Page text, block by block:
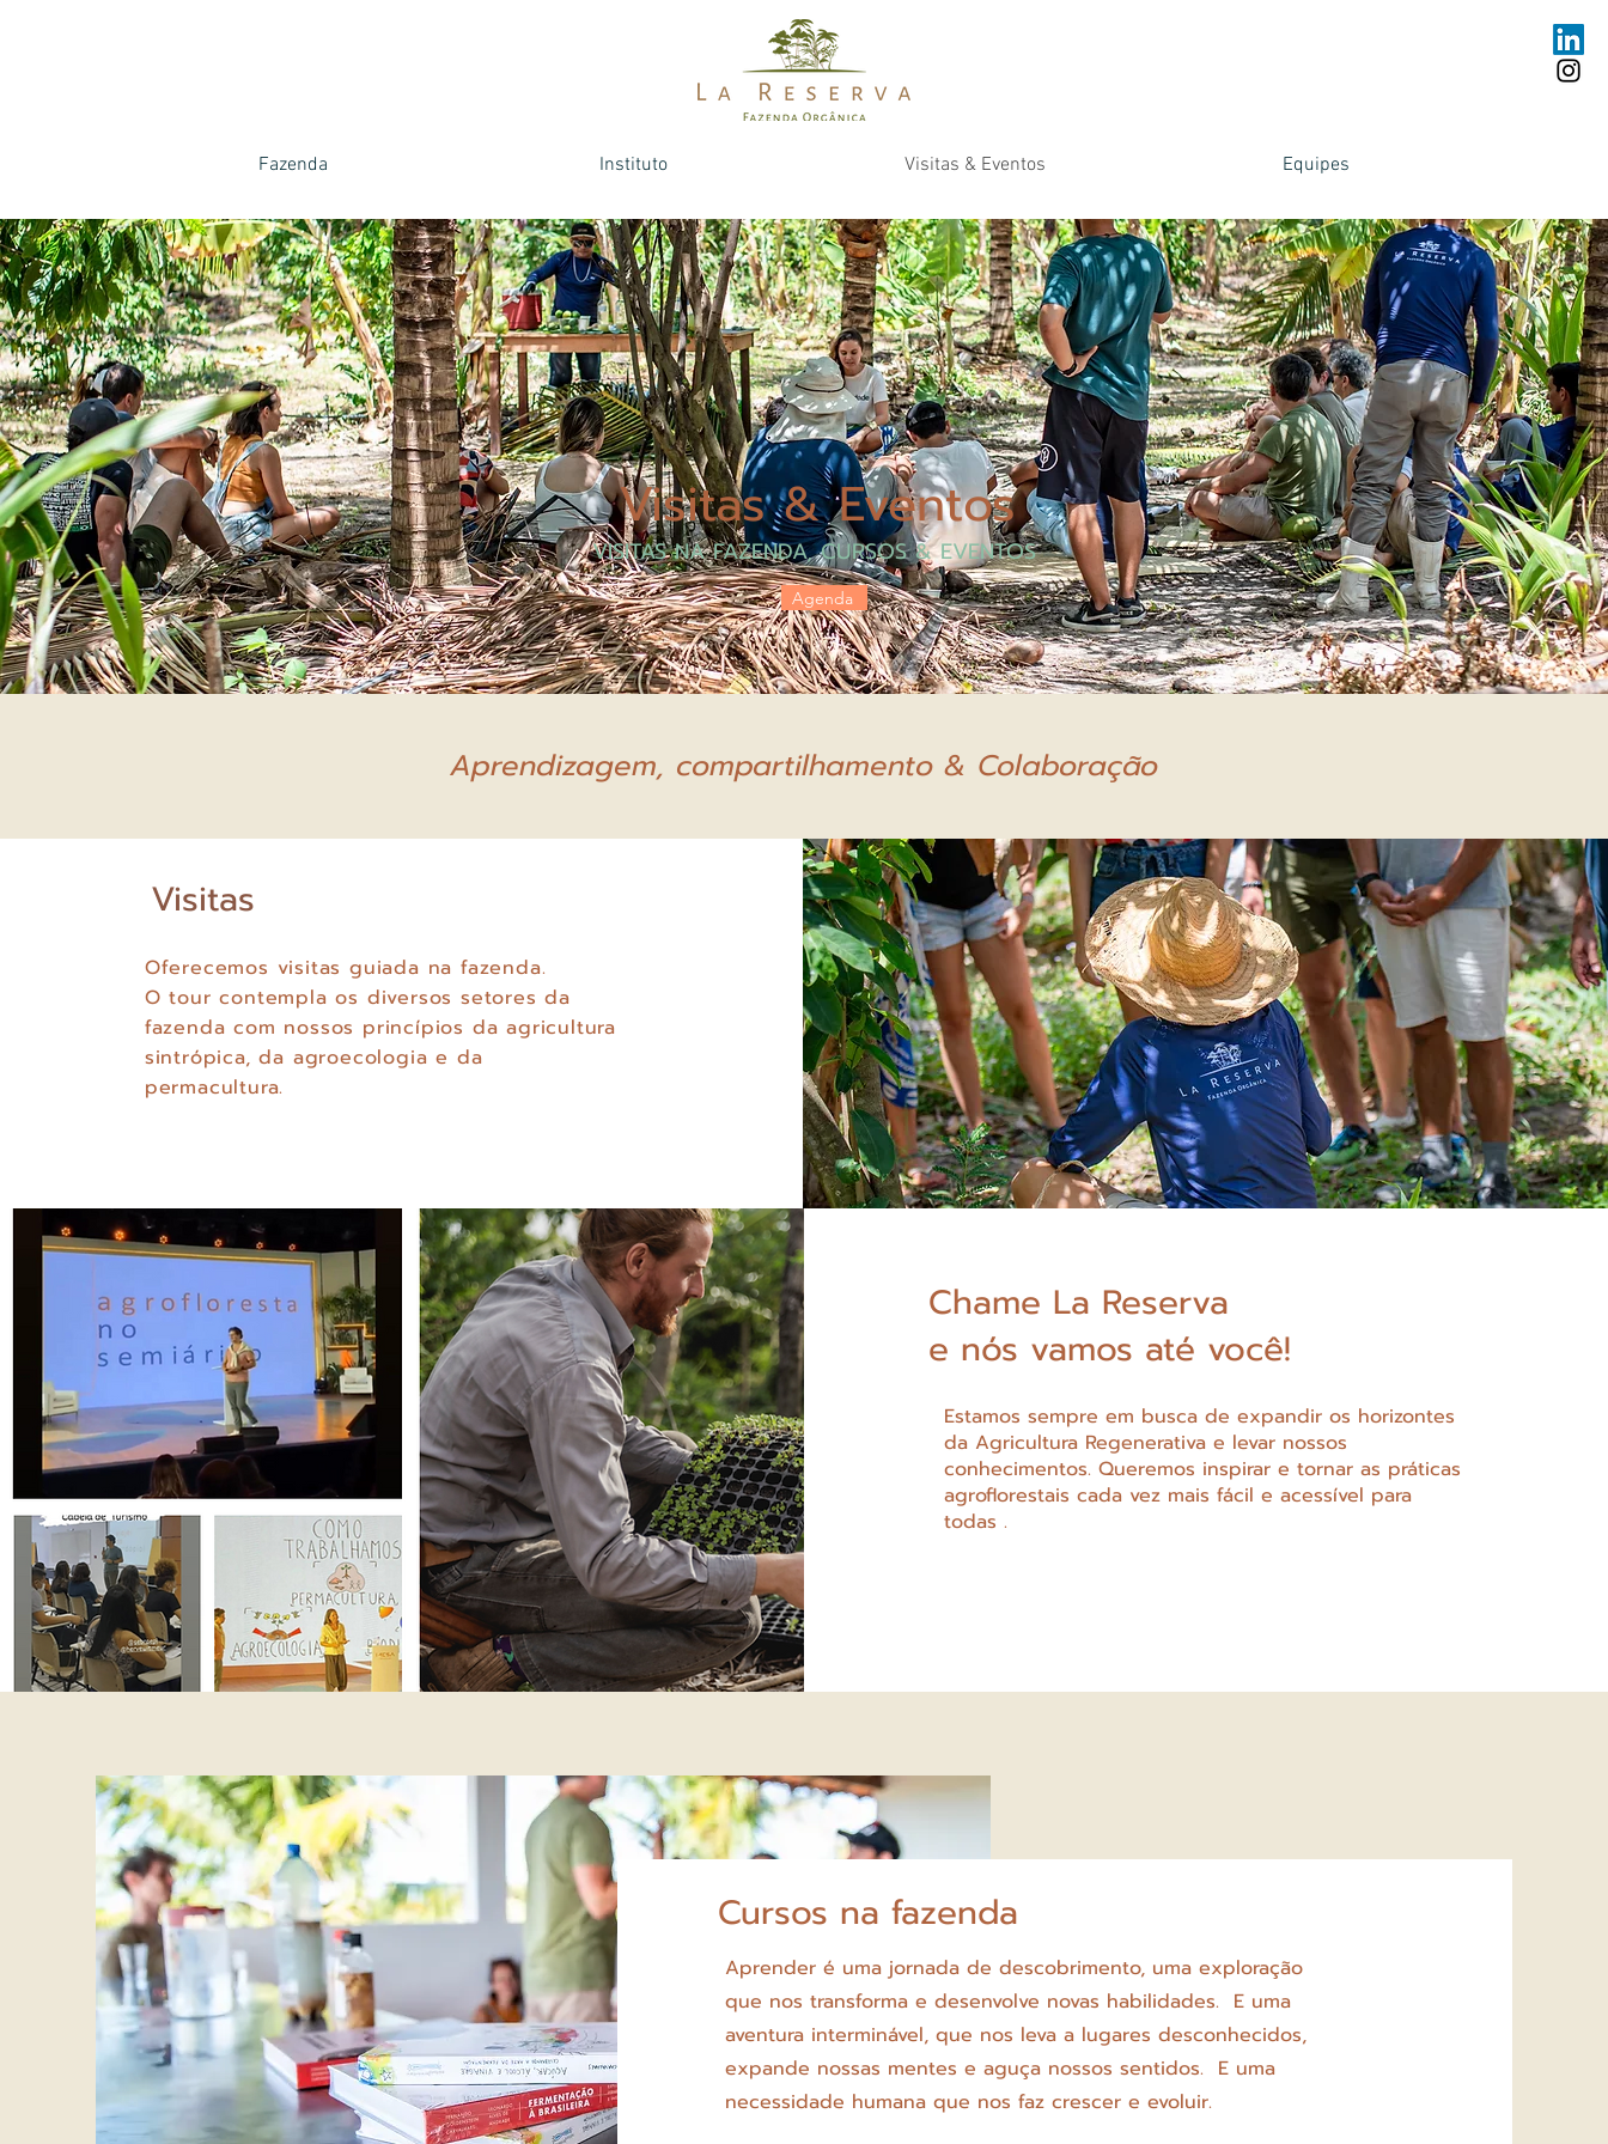
Fazenda Instituto Visitas & Eventos Equipes
Visitas & Eventos
VISITAS NA FAZENDA,CURSOS & EVENTOS
Agenda
Aprendizagem, compartilhamento & Colaboração
Visitas
Oferecemos visitas guiada na fazenda.
O tour contempla os diversos setores da
fazenda com nossos princípios da agricultura
sintrópica, da agroecologia e da
permacultura.
Chame La Reserva
e nós vamos até você!
Estamos sempre em busca de expandir os horizontes
da Agricultura Regenerativa e levar nossos
conhecimentos. Queremos inspirar e tornar as práticas
agroflorestais cada vez mais fácil e acessível para
todas .
Cursos na fazenda
Aprender é uma jornada de descobrimento, uma exploração
que nos transforma e desenvolve novas habilidades. E uma
aventura interminável, que nos leva a lugares desconhecidos,
expande nossas mentes e aguça nossos sentidos. E uma
necessidade humana que nos faz crescer e evoluir.